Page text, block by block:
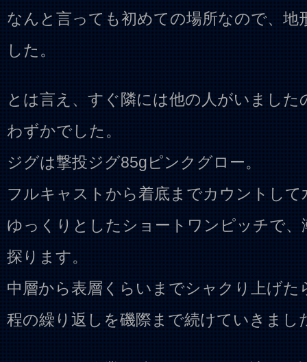
なんと言っても初めての場所なので、地
した。
とは言え、すぐ隣には他の人がいました
わずかでした。
ジグは撃投ジグ85gピンクグロー。
フルキャストから着底までカウントして
ゆっくりとしたショートワンピッチで
探ります。
中層から表層くらいまでシャクり上げた
程の繰り返しを磯際まで続けていきまし